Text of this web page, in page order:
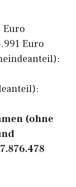
Euro
Euro
(ohne